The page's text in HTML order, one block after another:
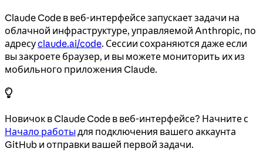
Claude Code в веб-интерфейсе запускает задачи на
облачной инфраструктуре, управляемой Anthropic, по
адресуclaude.ai/code. Сессии сохраняются даже если
вы закроете браузер, и вы можете мониторить их из
мобильного приложения Claude.
Новичок в Claude Code в веб-интерфейсе? Начните с
Начало работыдля подключения вашего аккаунта
GitHub и отправки вашей первой задачи.